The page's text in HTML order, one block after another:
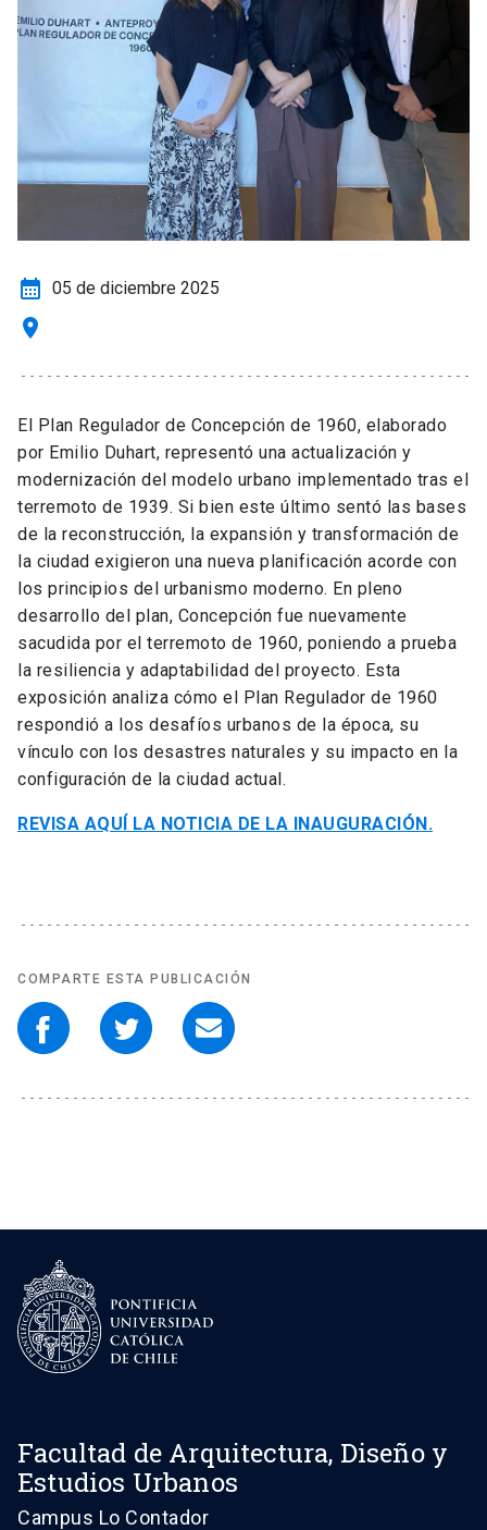
calendar_month 05 de diciembre 2025
place
El Plan Regulador de Concepción de 1960, elaborado
por Emilio Duhart, representó una actualización y
modernización del modelo urbano implementado tras el
terremoto de 1939. Si bien este último sentó las bases
de la reconstrucción, la expansión y transformación de
la ciudad exigieron una nueva planificación acorde con
los principios del urbanismo moderno. En pleno
desarrollo del plan, Concepción fue nuevamente
sacudida por el terremoto de 1960, poniendo a prueba
la resiliencia y adaptabilidad del proyecto. Esta
exposición analiza cómo el Plan Regulador de 1960
respondió a los desafíos urbanos de la época, su
vínculo con los desastres naturales y su impacto en la
configuración de la ciudad actual.
REVISA AQUÍ LA NOTICIA DE LA INAUGURACIÓN.
COMPARTE ESTA PUBLICACIÓN
Facultad de Arquitectura, Diseño y
Estudios Urbanos
Campus Lo Contador